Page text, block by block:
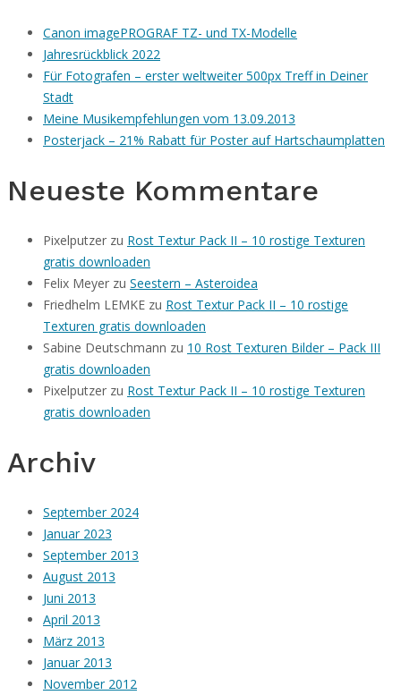
Canon imagePROGRAF TZ- und TX-Modelle
Jahresrückblick 2022
Für Fotografen – erster weltweiter 500px Treff in Deiner
Stadt
Meine Musikempfehlungen vom 13.09.2013
Posterjack – 21% Rabatt für Poster auf Hartschaumplatten
Neueste Kommentare
Pixelputzer zu Rost Textur Pack II – 10 rostige Texturen
gratis downloaden
Felix Meyer zu Seestern – Asteroidea
Friedhelm LEMKE zu Rost Textur Pack II – 10 rostige
Texturen gratis downloaden
Sabine Deutschmann zu 10 Rost Texturen Bilder – Pack III
gratis downloaden
Pixelputzer zu Rost Textur Pack II – 10 rostige Texturen
gratis downloaden
Archiv
September 2024
Januar 2023
September 2013
August 2013
Juni 2013
April 2013
März 2013
Januar 2013
November 2012